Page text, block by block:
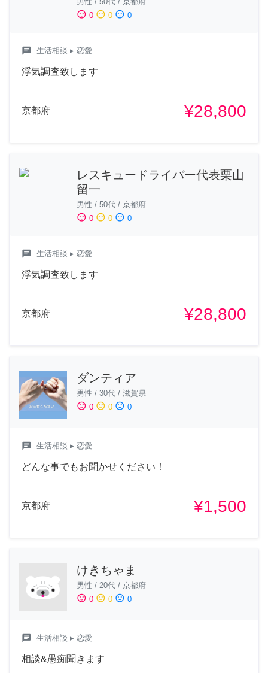
sentiment_satisfied 0 sentiment_neutral 0 sentiment_dissatisfied 0
chat 生活相談 ▸ 恋愛
浮気調査致します
京都府 ¥28,800
レスキュードライバー代表栗山
留一
男性 / 50代 / 京都府
sentiment_satisfied 0 sentiment_neutral 0 sentiment_dissatisfied 0
chat 生活相談 ▸ 恋愛
浮気調査致します
京都府 ¥28,800
ダンティア
男性 / 30代 / 滋賀県
sentiment_satisfied 0 sentiment_neutral 0 sentiment_dissatisfied 0
chat 生活相談 ▸ 恋愛
どんな事でもお聞かせください！
京都府 ¥1,500
けきちゃま
男性 / 20代 / 京都府
sentiment_satisfied 0 sentiment_neutral 0 sentiment_dissatisfied 0
chat 生活相談 ▸ 恋愛
相談&愚痴聞きます